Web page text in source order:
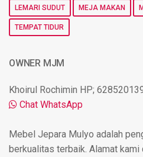
LEMARI SUDUT MEJA MAKAN
TEMPAT TIDUR
OWNER MJM
Khoirul Rochimin HP;
Chat WhatsApp
Mebel Jepara Mulyo adalah
berkualitas terbaik. Alamat kami